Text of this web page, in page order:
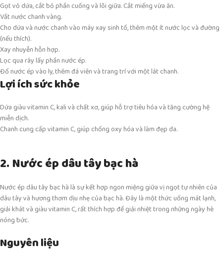
Gọt vỏ dứa, cắt bỏ phần cuống và lõi giữa. Cắt miếng vừa ăn.
Vắt nước chanh vàng.
Cho dứa và nước chanh vào máy xay sinh tố, thêm một ít nước lọc và đường
(nếu thích).
Xay nhuyễn hỗn hợp.
Lọc qua rây lấy phần nước ép.
Đổ nước ép vào ly, thêm đá viên và trang trí với một lát chanh.
Lợi ích sức khỏe
Dứa giàu vitamin C, kali và chất xơ, giúp hỗ trợ tiêu hóa và tăng cường hệ
miễn dịch.
Chanh cung cấp vitamin C, giúp chống oxy hóa và làm đẹp da.
2. Nước ép dâu tây bạc hà
Nước ép dâu tây bạc hà là sự kết hợp ngon miệng giữa vị ngọt tự nhiên của
dâu tây và hương thơm dịu nhẹ của bạc hà. Đây là một thức uống mát lạnh,
giải khát và giàu vitamin C, rất thích hợp để giải nhiệt trong những ngày hè
nóng bức.
Nguyên liệu